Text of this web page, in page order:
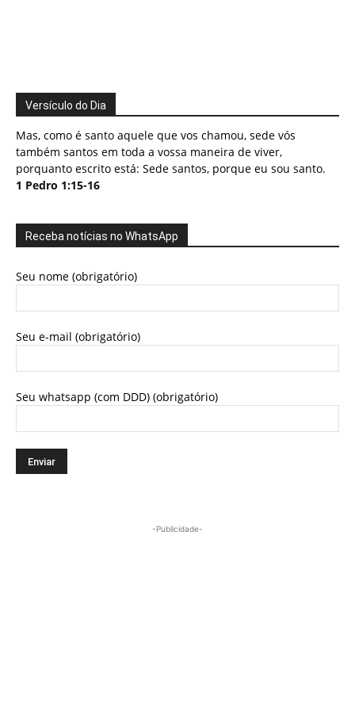
Versículo do Dia
Mas, como é santo aquele que vos chamou, sede vós
também santos em toda a vossa maneira de viver,
porquanto escrito está: Sede santos, porque eu sou santo.
1 Pedro 1:15-16
Receba notícias no WhatsApp
Seu nome (obrigatório)
Seu e-mail (obrigatório)
Seu whatsapp (com DDD) (obrigatório)
-Publicidade-